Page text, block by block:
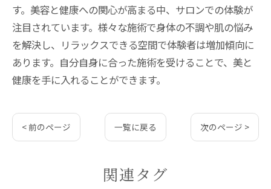
す。美容と健康への関心が高まる中、サロンでの体験が
注目されています。様々な施術で身体の不調や肌の悩み
を解決し、リラックスできる空間で体験者は増加傾向に
あります。自分自身に合った施術を受けることで、美と
健康を手に入れることができます。
< 前のページ 一覧に戻る 次のページ >
関連タグ